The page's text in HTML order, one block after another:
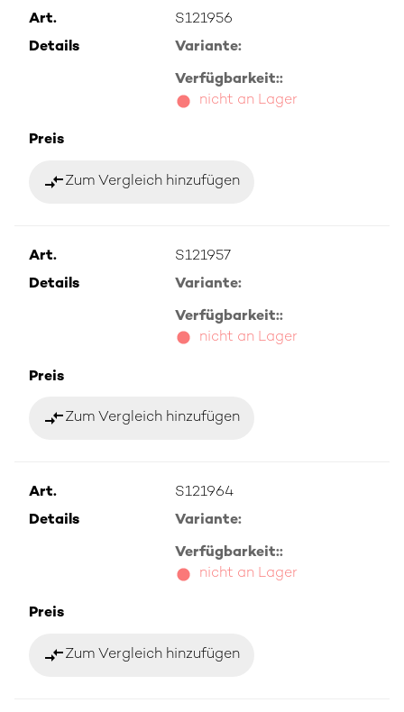
Art.
S121956
Details
Variante:
Verfügbarkeit::
nicht an Lager
Preis
compare_arrowsZum Vergleich hinzufügen
Art.
S121957
Details
Variante:
Verfügbarkeit::
nicht an Lager
Preis
compare_arrowsZum Vergleich hinzufügen
Art.
S121964
Details
Variante:
Verfügbarkeit::
nicht an Lager
Preis
compare_arrowsZum Vergleich hinzufügen